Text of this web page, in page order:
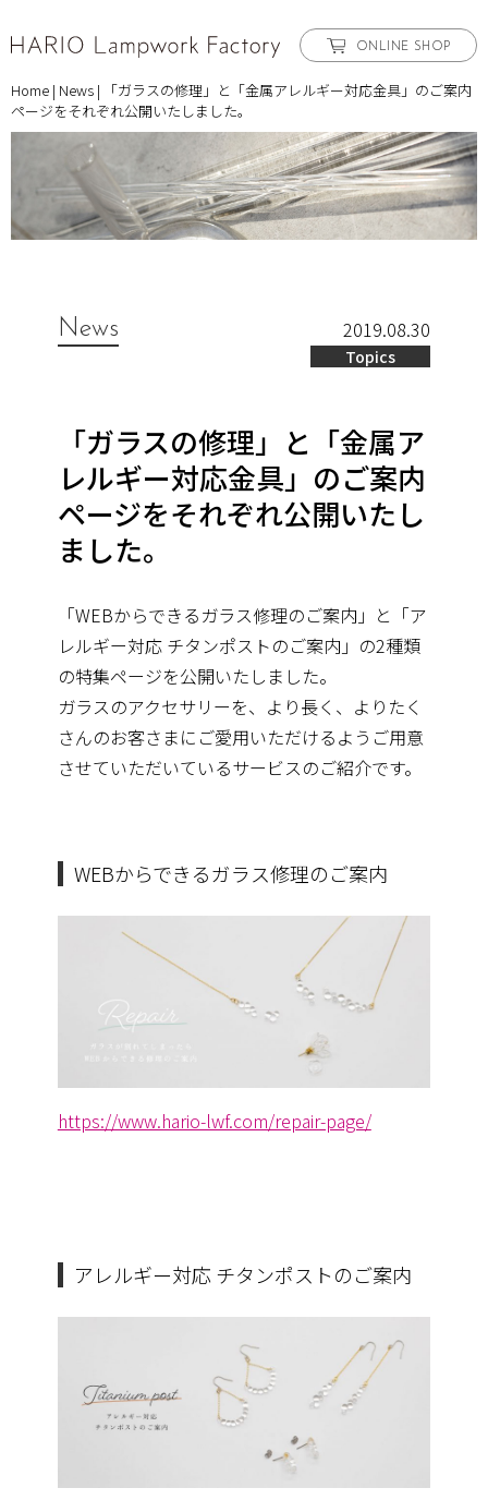
ONLINE SHOP
Home | News |
「ガラスの修理」と「金属アレルギー対応金具」のご案内
ページをそれぞれ公開いたしました。
News 2019.08.30
Topics
「ガラスの修理」と「金属ア
レルギー対応金具」のご案内
ページをそれぞれ公開いたし
ました。
「WEBからできるガラス修理のご案内」と「ア
レルギー対応 チタンポストのご案内」の2種類
の特集ページを公開いたしました。
ガラスのアクセサリーを、より長く、よりたく
さんのお客さまにご愛用いただけるようご用意
させていただいているサービスのご紹介です。
WEBからできるガラス修理のご案内
https://www.hario-lwf.com/repair-page/
アレルギー対応 チタンポストのご案内